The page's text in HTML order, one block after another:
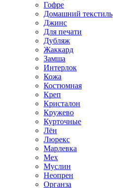
Гофре
Домашний текстиль
Джинс
Для печати
Дубляж
Жаккард
Замша
Интерлок
Кожа
Костюмная
Креп
Кристалон
Кружево
Курточные
Лён
Люрекс
Марлевка
Мех
Муслин
Неопрен
Органза